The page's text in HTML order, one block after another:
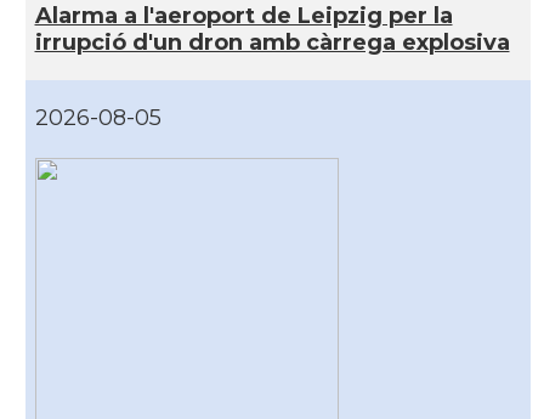
Alarma a l'aeroport de Leipzig per la
irrupció d'un dron amb càrrega explosiva
2026-08-05